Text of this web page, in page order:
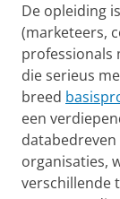
De opleiding
(marketeers,
professionals
die serieus
breed
een
organisaties,
verschillende